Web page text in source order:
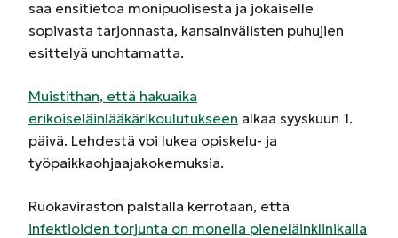
saa ensitietoa monipuolisesta ja jokaiselle
sopivasta tarjonnasta, kansainvälisten puhujien
esittelyä unohtamatta.
Muistithan, että hakuaika
erikoiseläinlääkärikoulutukseen alkaa syyskuun 1.
päivä. Lehdestä voi lukea opiskelu- ja
työpaikkaohjaajakokemuksia.
Ruokaviraston palstalla kerrotaan, että
infektioiden torjunta on monella pieneläinklinikalla